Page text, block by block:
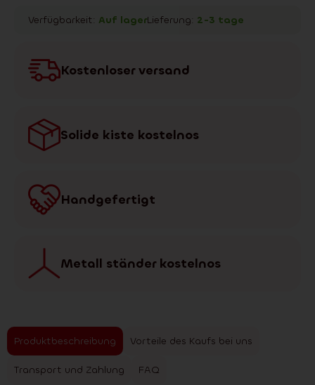
Verfügbarkeit: Auf lagerLieferung: 2-3 tage
Kostenloser versand
Solide kiste kostelnos
Handgefertigt
Metall ständer kostelnos
Produktbeschreibung Vorteile des Kaufs bei uns
Transport und Zahlung FAQ